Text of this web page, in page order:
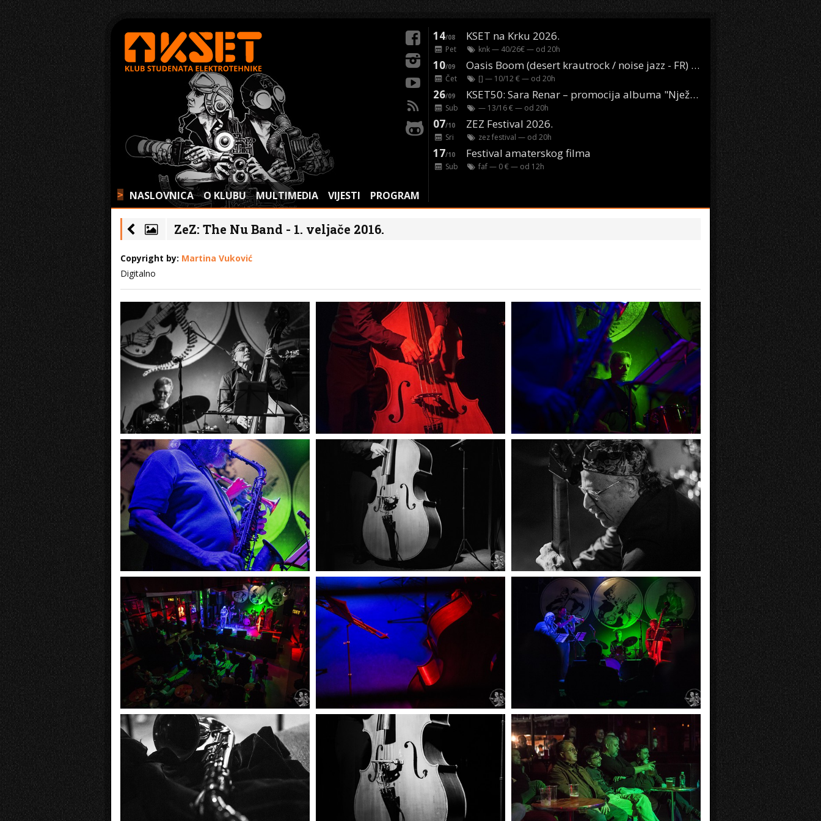
> NASLOVNICA O KLUBU MULTIMEDIA VIJESTI PROGRAM
14/08 KSET na Krku 2026.
Pet knk— 40/26€ — od 20h
10/09 Oasis Boom (desert krautrock / noise jazz - FR) @ KONTEJNER
Čet [] — 10/12 € — od 20h
26/09 KSET50: Sara Renar – promocija albuma "Nježne riječi" @ Močvara
Sub — 13/16 € — od 20h
07/10 ZEZ Festival 2026.
Sri zez festival — od 20h
17/10 Festival amaterskog filma
Sub faf— 0 € — od 12h
ZeZ: The Nu Band - 1. veljače 2016.
Copyright by: Martina Vuković
Digitalno